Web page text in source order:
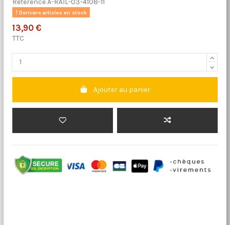
RéférenceA-RAIL-03-4108-11
Derniers articles en stock
13,90 €
TTC
Ajouter au panier